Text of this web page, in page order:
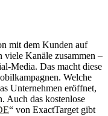
mit dem Kunden auf
viele Kanäle zusammen –
Media. Das macht diese
Welche
Unternehmen eröffnet,
Auch das kostenlose
“ von ExactTarget gibt